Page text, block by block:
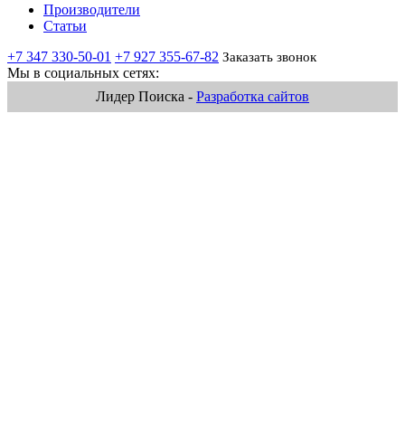
Производители
Статьи
+7 347 330-50-01 +7 927 355-67-82 Заказать звонок
Мы в социальных сетях:
Лидер Поиска - Разработка сайтов